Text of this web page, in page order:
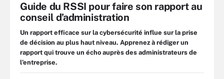
Guide du RSSI pour faire son rapport au
conseil d’administration
Un rapport efficace sur la cybersécurité influe sur la prise
de décision au plus haut niveau. Apprenez à rédiger un
rapport qui trouve un écho auprès des administrateurs de
l’entreprise.